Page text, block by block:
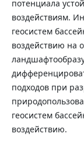
потенциала
воздействиям.
геосистем
воздействию на
подходов при
геосистем
воздействию.